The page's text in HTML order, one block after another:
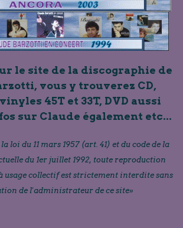
le site de la discographie de
vous y trouverez CD,
45T et 33T, DVD aussi
sur Claude également etc...
loi du 11 mars 1957 (art. 41) et du code de la
du 1er juillet 1992, toute reproduction
usage collectif est strictement interdite sans
de l'administrateur de ce site»